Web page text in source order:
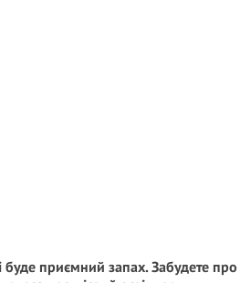
буде приємний запах. Забудете про